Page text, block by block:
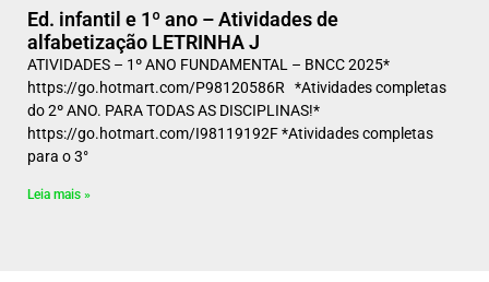
Ed. infantil e 1º ano – Atividades de
alfabetização LETRINHA J
ATIVIDADES – 1º ANO FUNDAMENTAL – BNCC 2025*
https://go.hotmart.com/P98120586R *Atividades completas
do 2º ANO. PARA TODAS AS DISCIPLINAS!*
https://go.hotmart.com/I98119192F *Atividades completas
para o 3°
Leia mais »